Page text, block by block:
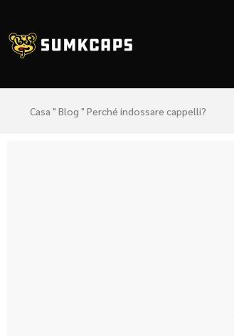
Casa " Blog " Perché indossare cappelli?